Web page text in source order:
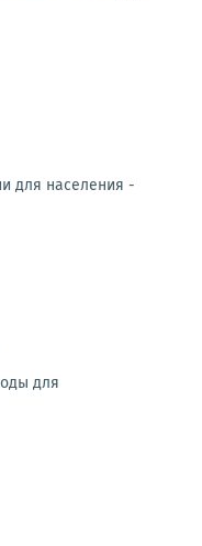
для населения -
для